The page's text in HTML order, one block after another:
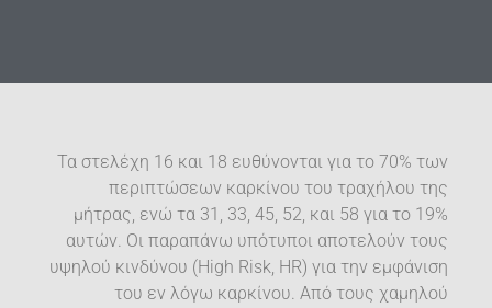
Τα στελέχη 16 και 18 ευθύνονται για το 70% των
περιπτώσεων καρκίνου του τραχήλου της
μήτρας, ενώ τα 31, 33, 45, 52, και 58 για το 19%
αυτών. Οι παραπάνω υπότυποι αποτελούν τους
υψηλού κινδύνου (High Risk, HR) για την εμφάνιση
του εν λόγω καρκίνου. Από τους χαμηλού